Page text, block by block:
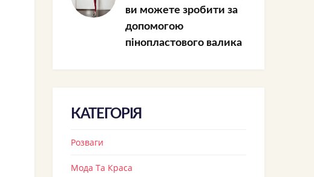
ви можете зробити за
допомогою
пінопластового валика
КАТЕГОРІЯ
Розваги
Мода Та Краса